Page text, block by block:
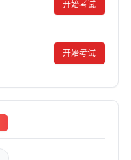
开始考试
开始考试